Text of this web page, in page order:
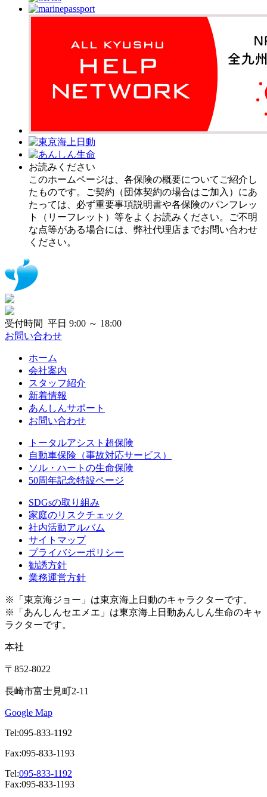
お読みください
このホームページは、各保険の概要についてご紹介し
たものです。ご契約（団体契約の場合はご加入）にあ
たっては、必ず重要事項説明書や各保険のパンフレッ
ト（リーフレット）等をよくお読みください。ご不明
な点等がある場合には、弊社代理店までお問い合わせ
ください。
受付時間 平日 9:00 ～ 18:00
お問い合わせ
ホーム
会社案内
スタッフ紹介
新着情報
あんしんサポート
お問い合わせ
トータルアシスト超保険
自動車保険（事故対応サービス）
ソル・ハートの生命保険
50周年記念特設ページ
SDGsの取り組み
家庭のリスクチェック
社内活動アルバム
サイトマップ
プライバシーポリシー
勧誘方針
業務運営方針
※「東京海ジョー」は東京海上日動のキャラクターです。
※「あんしんセエメエ」は東京海上日動あんしん生命のキャ
ラクターです。
本社
〒852-8022
長崎市富士見町2-11
Google Map
Tel:095-833-1192
Fax:095-833-1193
Tel:095-833-1192
Fax:095-833-1193